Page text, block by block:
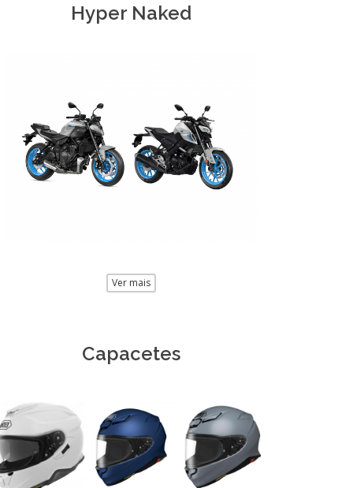
Hyper Naked
Ver mais
Capacetes